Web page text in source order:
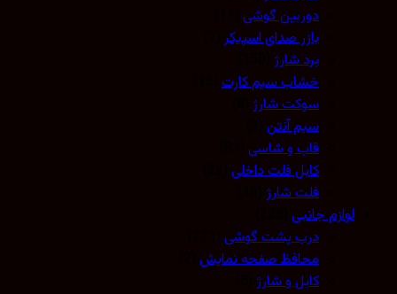
دوربین گوشی(11)
بازر صدای اسپیکر(7)
برد شارژ(150)
خشاب سیم کارت(16)
سوکت شارژ(8)
سیم آنتن(3)
قاب و شاسی(81)
کابل فلت داخلی(22)
فلت شارژ(16)
لوازم جانبی(228)
درب پشت گوشی(221)
محافظ صفحه نمایش(2)
کابل و شارژ(5)